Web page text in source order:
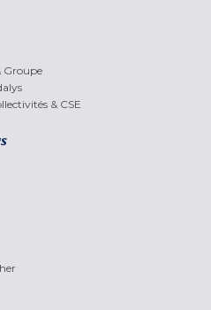
Groupe
& CSE